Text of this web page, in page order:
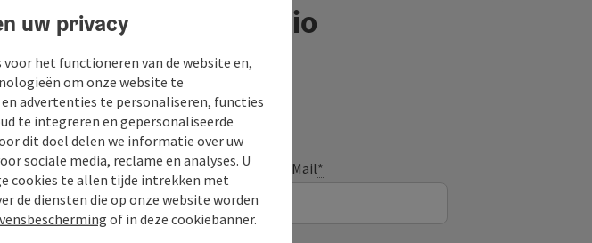
aan de vakantieregio
Achternaaam E-Mail*
uw privacy
het functioneren van de website en,
om onze website te
advertenties te personaliseren, functies
te integreren en gepersonaliseerde
dit doel delen we informatie over uw
sociale media, reclame en analyses. U
cookies te allen tijde intrekken met
de diensten die op onze website worden
of in deze cookiebanner.